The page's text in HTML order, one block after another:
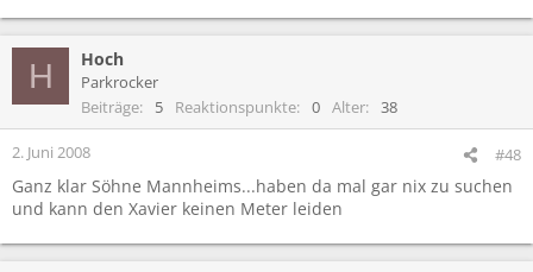
H Hoch
Parkrocker
Beiträge
5 Reaktionspunkte 0 Alter 38
2. Juni 2008 #48
Ganz klar Söhne Mannheims...haben da mal gar nix zu suchen
und kann den Xavier keinen Meter leiden